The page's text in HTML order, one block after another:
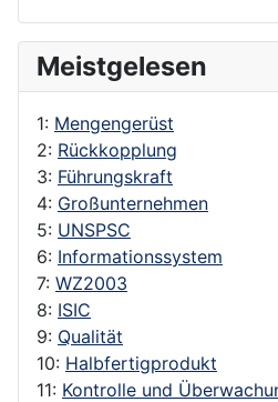
Meistgelesen
1: Mengengerüst
2: Rückkopplung
3: Führungskraft
4: Großunternehmen
5: UNSPSC
6: Informationssystem
7: WZ2003
8: ISIC
9: Qualität
10: Halbfertigprodukt
11: Kontrolle und